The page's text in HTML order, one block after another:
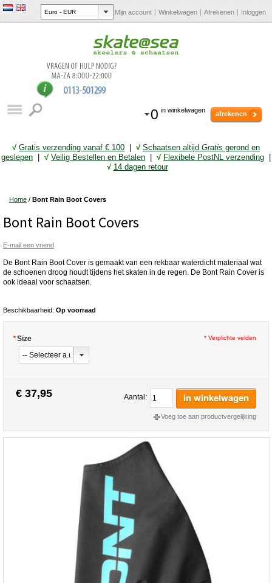
Mijn account Winkelwagen Afrekenen Inloggen
0 in winkelwagen afrekenen
√ Gratis verzending vanaf € 100 √ Schaatsen altijd Gratis gerond en
geslepen
√ Veilig Bestellen en Betalen √ Flexibele PostNL verzending
√ 14 dagen retour
Home / Bont Rain Boot Covers
Bont Rain Boot Covers
E-mail een vriend
De Bont Rain Boot Cover is gemaakt van een rekbaar waterdicht materiaal wat
de schoenen droog houdt tijdens het skaten in de regen. De Bont Rain Cover is
ook ideaal voor schaatsen.
Beschikbaarheid: Op voorraad
*Size * Verplichte velden
€ 37,95 Aantal: in winkelwagen
Voeg toe aan productvergelijking